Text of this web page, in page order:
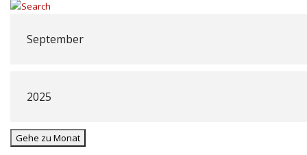
Gehe zu Monat